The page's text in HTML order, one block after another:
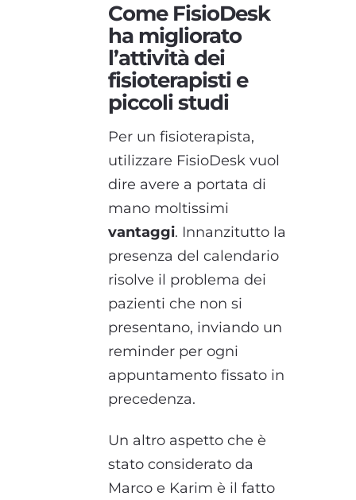
Come FisioDesk
ha migliorato
l’attività dei
fisioterapisti e
piccoli studi
Per un fisioterapista,
utilizzare FisioDesk vuol
dire avere a portata di
mano moltissimi
vantaggi. Innanzitutto la
presenza del calendario
risolve il problema dei
pazienti che non si
presentano, inviando un
reminder per ogni
appuntamento fissato in
precedenza.
Un altro aspetto che è
stato considerato da
Marco e Karim è il fatto